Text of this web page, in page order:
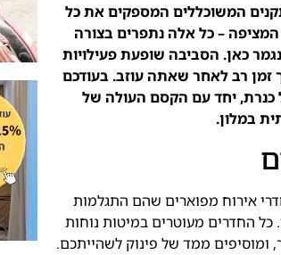
המשוכללים המספקים את כל
– כל אלה נתפרים בצורה
כאן. הסביבה שופעת פעילויות
זמן רב לאחר שאתה עוזב. בעודכם
כנרת, יחד עם הקסם העולה של
במלון.
אירוח מפוארים שהם התגלמות
כל החדרים מעוטרים במיטות נוחות
ומוסיפים ממד של פינוק לשהייתכם.